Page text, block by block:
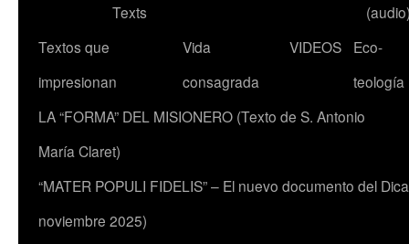
Texts
Textos que
impresionan
Vida
consagrada
VIDEOS
Eco-
teología
LA “FORMA” DEL MISIONERO (Texto de S. Antonio
María Claret)
“MATER POPULI FIDELIS” – El nuevo documento del
noviembre 2025)